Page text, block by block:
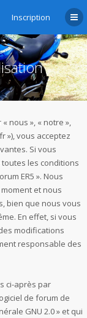
Inscription
nous », « notre »,
»), vous acceptez
Si vous
toutes les conditions
ER5 ». Nous
et nous
bien que nous vous
En effet, si vous
modifications
responsable des
ci-après par
de forum de
GNU 2.0» et qui